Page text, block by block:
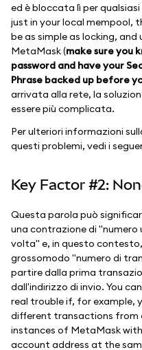
ed è bloccata lì per
just in your local mempool,
be as simple as locking, and
MetaMask (make sure you
password and have your
Phrase backed up before
arrivata alla rete, la
essere più complicata.
Per ulteriori informazioni
questi problemi, vedi i
Key Factor #2:
Questa parola può
una contrazione di "numero
volta" e, in questo
grossomodo "numero di
partire dalla prima
dall'indirizzo di invio. You
real trouble if, for example,
different transactions from
instances of MetaMask
account address at the